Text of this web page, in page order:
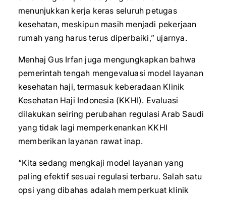
menunjukkan kerja keras seluruh petugas
kesehatan, meskipun masih menjadi pekerjaan
rumah yang harus terus diperbaiki,” ujarnya.
Menhaj Gus Irfan juga mengungkapkan bahwa
pemerintah tengah mengevaluasi model layanan
kesehatan haji, termasuk keberadaan Klinik
Kesehatan Haji Indonesia (KKHI). Evaluasi
dilakukan seiring perubahan regulasi Arab Saudi
yang tidak lagi memperkenankan KKHI
memberikan layanan rawat inap.
“Kita sedang mengkaji model layanan yang
paling efektif sesuai regulasi terbaru. Salah satu
opsi yang dibahas adalah memperkuat klinik